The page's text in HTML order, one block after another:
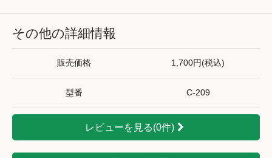
その他の詳細情報
販売価格 1,700円(税込)
型番 C-209
レビューを見る(0件)